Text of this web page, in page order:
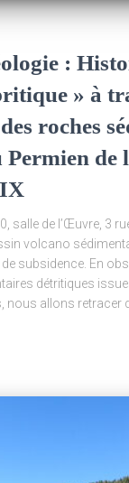
:
» à
roches
Permien de
salle de l’Œuvre, 3
volcano
subsidence. En
détritiques
nous allons retracer